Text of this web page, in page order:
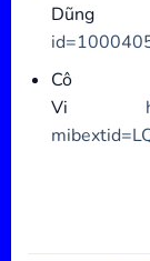
Dũng
Vi